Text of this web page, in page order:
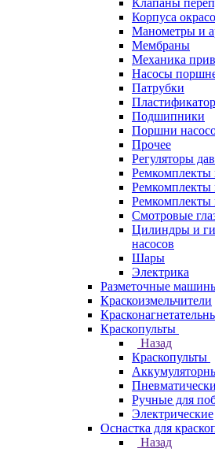
Клапаны
Корпуса
Манометры и
Мембраны
Механика
Насосы
Патрубки
Подшипники
Поршни
Прочее
Регуляторы
Ремкомплекты
Ремкомплекты
Ремкомплекты
Смотровые
Цилиндры и
насосов
Шары
Электрика
Разметочные
Краскоизмельчители
Краскопульты
Назад
Краскопульты
Ручные для
Электрические
Оснастка для
Назад